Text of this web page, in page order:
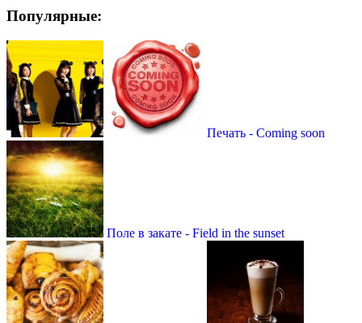
Популярные:
Печать - Сoming soon
Поле в закате - Field in the sunset